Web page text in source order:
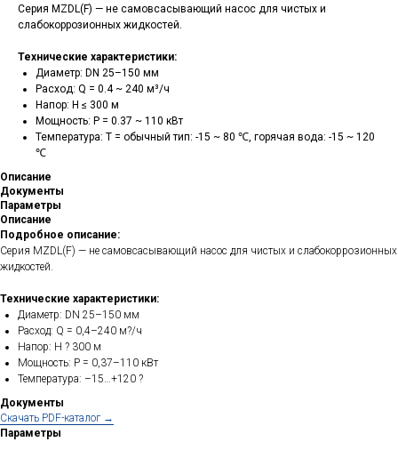
Серия MZDL(F) — не самовсасывающий насос для чистых и
слабокоррозионных жидкостей.
Технические характеристики:
Диаметр: DN 25–150 мм
Расход: Q = 0.4 ~ 240 м³/ч
Напор: H ≤ 300 м
Мощность: P = 0.37 ~ 110 кВт
Температура: T = обычный тип: -15 ~ 80 ℃, горячая вода: -15 ~ 120
℃
Описание
Документы
Параметры
Описание
Подробное описание:
Серия MZDL(F) — не самовсасывающий насос для чистых и слабокоррозионных
жидкостей.
Технические характеристики:
Диаметр: DN 25–150 мм
Расход: Q = 0,4–240 м?/ч
Напор: H ? 300 м
Мощность: P = 0,37–110 кВт
Температура: –15…+120 ?
Документы
Cкачать PDF-каталог →
Параметры